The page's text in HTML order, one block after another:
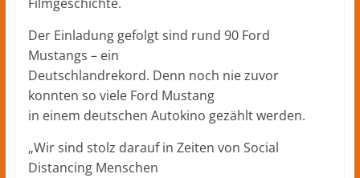
Der Einladung gefolgt sind rund 90 Ford
Mustangs – ein
Deutschlandrekord. Denn noch nie zuvor
konnten so viele Ford Mustang
in einem deutschen Autokino gezählt werden.
„Wir sind stolz darauf in Zeiten von Social
Distancing Menschen